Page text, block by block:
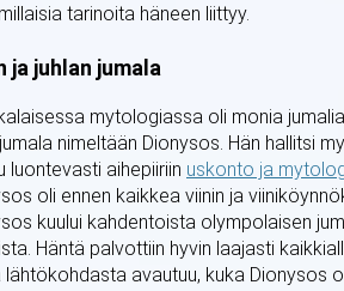
tarinoita häneen liittyy.
ja juhlan jumala
mytologiassa oli monia
nimeltään Dionysos. Hän hallitsi
luontevasti aihepiiriin uskonto ja
oli ennen kaikkea viinin ja
kuului kahdentoista olympolaisen
Häntä palvottiin hyvin laajasti
lähtökohdasta avautuu, kuka Dionysos